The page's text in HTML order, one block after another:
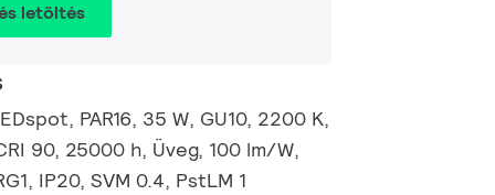
letöltés
PAR16, 35 W, GU10, 2200 K,
90, 25000 h, Üveg, 100 lm/W,
IP20, SVM 0.4, PstLM 1